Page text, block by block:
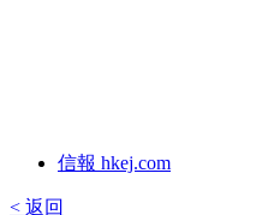
信報 hkej.com
< 返回